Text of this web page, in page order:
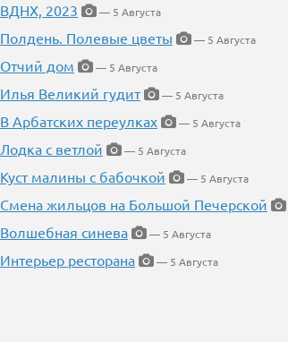
ВДНХ, 2023
— 5 Августа
Полдень. Полевые цветы
— 5 Августа
Отчий дом
— 5 Августа
Илья Великий гудит
— 5 Августа
В Арбатских переулках
— 5 Августа
Лодка с ветлой
— 5 Августа
Куст малины с бабочкой
— 5 Августа
Смена жильцов на Большой Печерской
Волшебная синева
— 5 Августа
Интерьер ресторана — 5 Августа